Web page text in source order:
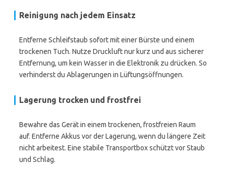
Reinigung nach jedem Einsatz
Entferne Schleifstaub sofort mit einer Bürste und einem
trockenen Tuch. Nutze Druckluft nur kurz und aus sicherer
Entfernung, um kein Wasser in die Elektronik zu drücken. So
verhinderst du Ablagerungen in Lüftungsöffnungen.
Lagerung trocken und frostfrei
Bewahre das Gerät in einem trockenen, frostfreien Raum
auf. Entferne Akkus vor der Lagerung, wenn du längere Zeit
nicht arbeitest. Eine stabile Transportbox schützt vor Staub
und Schlag.